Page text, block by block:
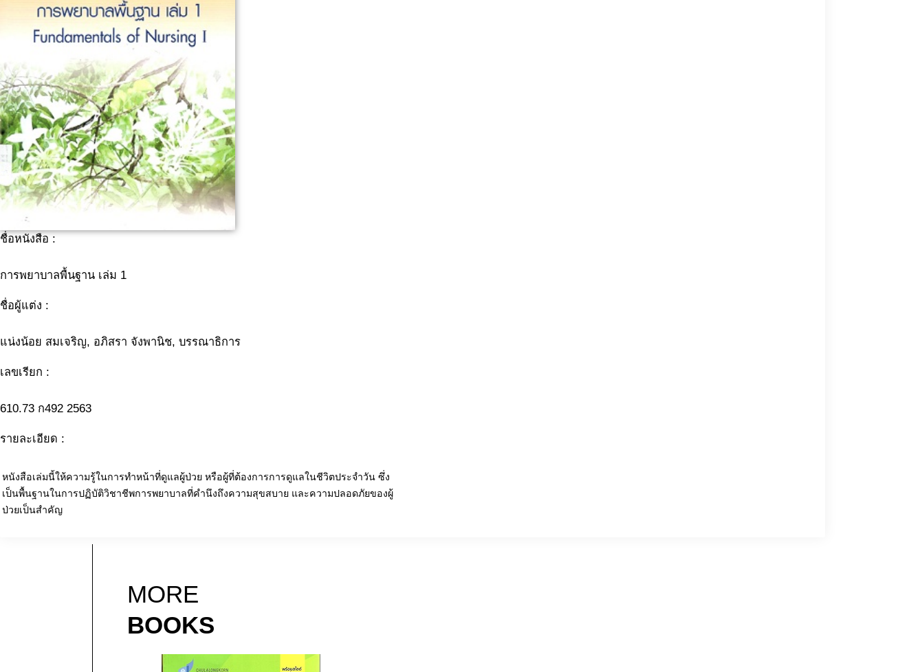
ชื่อหนังสือ :
การพยาบาลพื้นฐาน เล่ม 1
ชื่อผู้แต่ง :
แน่งน้อย สมเจริญ, อภิสรา จังพานิช, บรรณาธิการ
เลขเรียก :
610.73 ก492 2563
รายละเอียด :
หนังสือเล่มนี้ให้ความรู้ในการทำหน้าที่ดูแลผู้ป่วย หรือผู้ที่ต้องการการดูแลในชีวิตประจำวัน ซึ่ง
เป็นพื้นฐานในการปฏิบัติวิชาชีพการพยาบาลที่คำนึงถึงความสุขสบาย และความปลอดภัยของผู้
ป่วยเป็นสำคัญ
MORE
BOOKS